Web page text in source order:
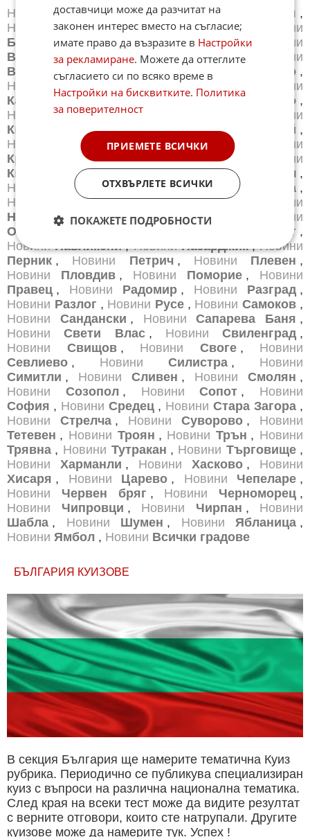
Новини Айтос ,Новини Балчик ,Новини Банкя ,
Новини
Банско ,Новини Благоевград
Новини
Бургас
,Новини Бяла ,Новини Варна ,
Новини
Велико Търново ,Новини Велинград
Новини
Видин
,Новини Враца , Новини Габрово ,
Новини
Добрич ,Новини Каварна
Новини
Казанлък ,Новини Калофер , Новини Карлово ,
Новини
Карнобат ,Новини
Новини
Китен
Новини Кнежа ,Новини Козлодуй ,
Новини
Копривщица ,Новини Котел
Новини
Кресна
,Новини Кърджали ,
Новини
Кюстендил
,Новини Летница ,Новини Ловеч ,
Новини
Лом Новини Луковит ,Новини Мездра ,
Новини
Монтана ,Новини Несебър
Новини
Нова Загора ,Новини Нови Пазар
Новини
Обзор
Оборище Омуртаг ,
Новини Павликени ,Новини Пазарджик ,Новини
Перник , Новини Петрич , Новини Плевен ,
Новини
Пловдив , Новини Поморие , Новини
Правец , Новини Радомир , Новини Разград ,
Новини Разлог , Новини Русе , Новини Самоков ,
Новини
Сандански , Новини Сапарева Баня ,
Новини
Свети Влас , Новини Свиленград ,
Новини
Свищов , Новини Своге , Новини
Севлиево , Новини Силистра , Новини
Симитли , Новини Сливен , Новини Смолян ,
Новини
Созопол , Новини Сопот , Новини
София , Новини Средец , Новини Стара Загора ,
Новини
Стрелча , Новини Суворово , Новини
Тетевен , Новини Троян , Новини Трън , Новини
Трявна , Новини Тутракан , Новини Търговище ,
Новини
Харманли , Новини Хасково , Новини
Хисаря , Новини Царево , Новини Чепеларе ,
Новини
Червен бряг , Новини Черноморец ,
Новини
Чипровци , Новини Чирпан , Новини
Шабла , Новини Шумен , Новини Ябланица ,
Новини Ямбол , Новини Всички градове
БЪЛГАРИЯ КУИЗОВЕ
В секция България ще намерите тематична Куиз
рубрика. Периодично се публикува специализиран
куиз с въпроси на различна национална тематика.
След края на всеки тест може да видите резултат
с верните отговори, които сте натрупали. Другите
куизове може да намерите тук. Успех !
доставчици може да разчитат на
законен интерес вместо на съгласие;
имате право да възразите в Настройки
за рекламиране. Можете да оттеглите
съгласието си по всяко време в
Настройки на бисквитките. Политика
за поверителност
ПРИЕМЕТЕ ВСИЧКИ
ОТХВЪРЛЕТЕ ВСИЧКИ
ПОКАЖЕТЕ ПОДРОБНОСТИ